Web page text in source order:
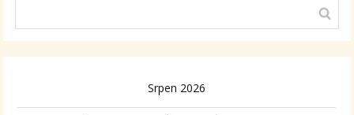
Srpen 2026